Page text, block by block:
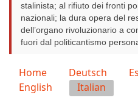
stalinista; al rifiuto dei fronti
nazionali; la dura opera del
dell’organo rivoluzionario a
fuori dal politicantismo
Seleziona la tua lingua
Home Deutsch
English
Italian